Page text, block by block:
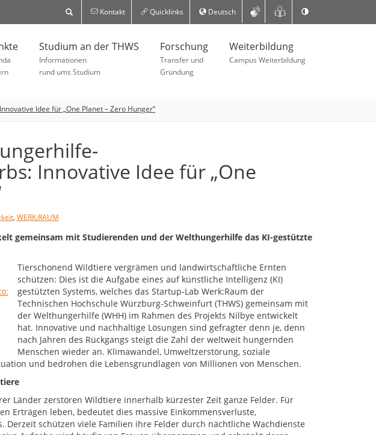
Kontakt Quicklinks Deutsch
Studium an der THWS
Informationen
rund ums Studium
Forschung
Transfer und
Gründung
Weiterbildung
Campus Weiterbildung
Idee für „One Planet – Zero Hunger“
Innovative Idee für „One
, WERK:RAUM
gemeinsam mit Studierenden und der Welthungerhilfe das KI-gestützte
Tierschonend Wildtiere vergrämen und landwirtschaftliche Ernten
schützen: Dies ist die Aufgabe eines auf künstliche Intelligenz (KI)
gestützten Systems, welches das Startup-Lab Werk:Raum der
Technischen Hochschule Würzburg-Schweinfurt (THWS) gemeinsam mit
der Welthungerhilfe (WHH) im Rahmen des Projekts Nilbye entwickelt
hat. Innovative und nachhaltige Lösungen sind gefragter denn je, denn
nach Jahren des Rückgangs steigt die Zahl der weltweit hungernden
Menschen wieder an. Klimawandel, Umweltzerstörung, soziale
und bedrohen die Lebensgrundlagen von Millionen von Menschen.
Länder zerstören Wildtiere innerhalb kürzester Zeit ganze Felder. Für
Erträgen leben, bedeutet dies massive Einkommensverluste,
schützen viele Familien ihre Felder durch nächtliche Wachdienste